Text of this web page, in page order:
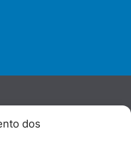
dos
e